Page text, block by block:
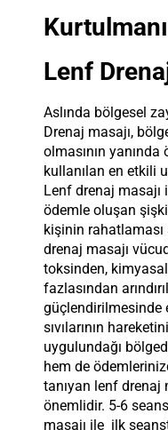
Lenf
Aslında bölgesel
Drenaj masajı,
olmasının
kullanılan en etkili
Lenf drenaj masajı
ödemle oluşan
kişinin rahatlaması
drenaj masajı
toksinden, kimyasal
fazlasından
güçlendirilmesinde
sıvılarının
uygulundağı
hem de
tanıyan lenf drenaj
önemlidir. 5-6
masajı ile ilk